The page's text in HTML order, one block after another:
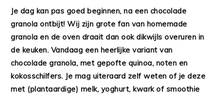
Je dag kan pas goed beginnen, na een chocolade
granola ontbijt! Wij zijn grote fan van homemade
granola en de oven draait dan ook dikwijls overuren in
de keuken. Vandaag een heerlijke variant van
chocolade granola, met gepofte quinoa, noten en
kokosschilfers. Je mag uiteraard zelf weten of je deze
met (plantaardige) melk, yoghurt, kwark of smoothie